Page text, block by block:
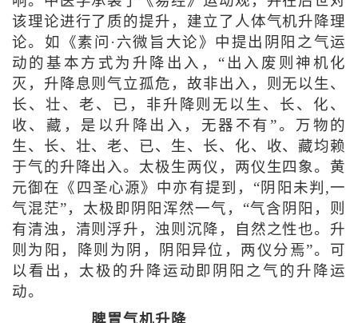
该理论进行了质的提升，建立了人体气机升降理
论。如《素问·六微旨大论》中提出阴阳之气运
动的基本方式为升降出入，“出入废则神机化
灭，升降息则气立孤危，故非出入，则无以生、
长、壮、老、已，非升降则无以生、长、化、
收、藏，是以升降出入，无器不有”。万物的
生、长、壮、老、已、生、长、化、收、藏均赖
于气的升降出入。太极生两仪，两仪生四象。黄
元御在《四圣心源》中亦有提到，“阴阳未判,一
气混茫”，太极即阴阳浑然一气，“气含阴阳，则
有清浊，清则浮升，浊则沉降，自然之性也。升
则为阳，降则为阴，阴阳异位，两仪分焉”。可
以看出，太极的升降运动即阴阳之气的升降运
动。
脾胃气机升降